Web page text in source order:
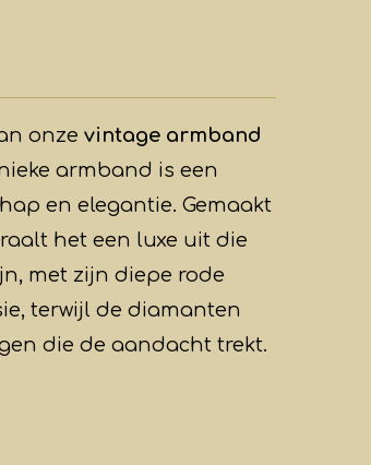
onze vintage armband
armband is een
en elegantie. Gemaakt
het een luxe uit die
met zijn diepe rode
terwijl de diamanten
die de aandacht trekt.